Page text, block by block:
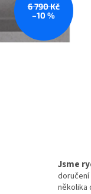
6 790 Kč
–10 %
Jsme
několika